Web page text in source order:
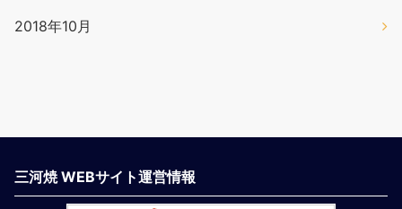
2018年10月
三河焼 WEBサイト運営情報